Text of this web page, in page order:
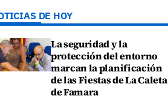
DE HOY
La seguridad y la
protección del entorno
marcan la planificación
de las Fiestas de La Caleta
de Famara